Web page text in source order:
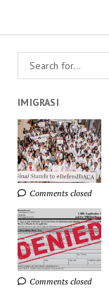
IMIGRASI
Comments closed
Comments closed